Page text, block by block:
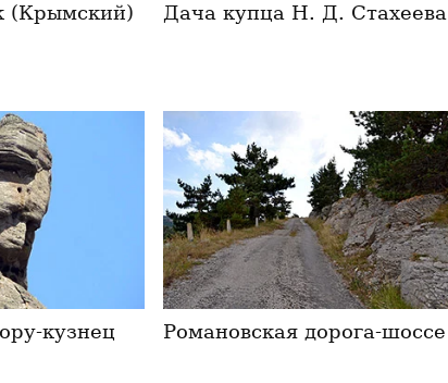
(Крымский) Дача купца Н. Д. Стахеева
кузнец
Романовская дорога-шоссе